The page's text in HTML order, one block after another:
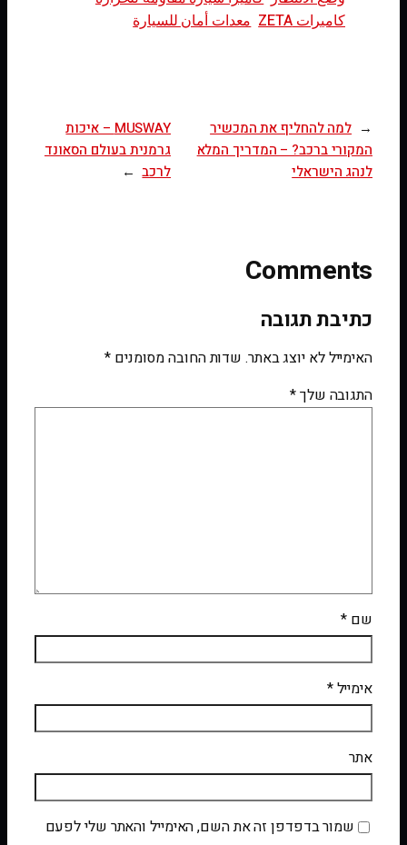
كاميرات ZETA
معدات أمان للسيارة
← למה להחליף את המכשיר
המקורי ברכב? – המדריך המלא
לנהג הישראלי
MUSWAY – איכות
גרמנית בעולם הסאונד
לרכב →
Comments
כתיבת תגובה
האימייל לא יוצג באתר. שדות החובה מסומנים *
התגובה שלך*
שם *
אימייל*
אתר
שמור בדפדפן זה את השם, האימייל והאתר שלי לפעם